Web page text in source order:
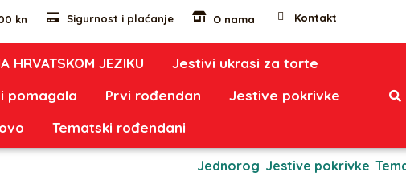
kn Sigurnost i plaćanje O nama Kontakt
HRVATSKOM JEZIKU
Jestivi ukrasi za torte
pomagala Prvi rođendan
Jestive pokrivke
Tematski rođendani
Jednorog Jestive pokrivke